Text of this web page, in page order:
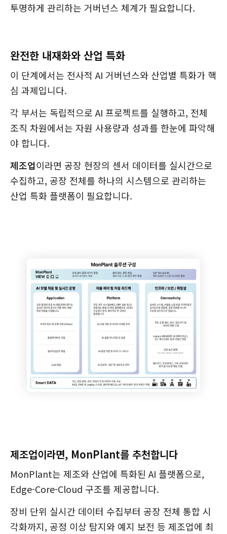
투명하게 관리하는 거버넌스 체계가 필요합니다.
완전한 내재화와 산업 특화
이 단계에서는 전사적 AI 거버넌스와 산업별 특화가 핵
심 과제입니다.
각 부서는 독립적으로 AI 프로젝트를 실행하고, 전체
조직 차원에서는 자원 사용량과 성과를 한눈에 파악해
야 합니다.
제조업이라면 공장 현장의 센서 데이터를 실시간으로
수집하고, 공장 전체를 하나의 시스템으로 관리하는
산업 특화 플랫폼이 필요합니다.
제조업이라면, MonPlant를 추천합니다
MonPlant는 제조와 산업에 특화된 AI 플랫폼으로,
Edge-Core-Cloud 구조를 제공합니다.
장비 단위 실시간 데이터 수집부터 공장 전체 통합 시
각화까지, 공정 이상 탐지와 예지 보전 등 제조업에 최